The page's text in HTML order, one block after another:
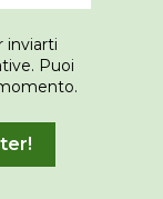
inviarti
Puoi